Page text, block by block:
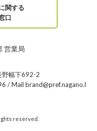
関する
口
営業局
幅下692-2
/ Mail brand@pref.nagano.l
reserved.